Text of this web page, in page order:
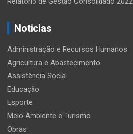
Noticias
Administração e Recursos Humanos
Agricultura e Abastecimento
Assistência Social
Educação
Esporte
Meio Ambiente e Turismo
Obras